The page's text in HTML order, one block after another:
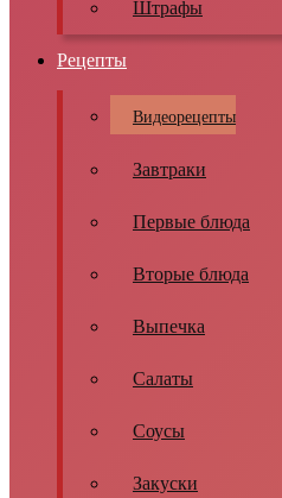
Штрафы
Рецепты
Видеорецепты
Завтраки
Первые блюда
Вторые блюда
Выпечка
Салаты
Соусы
Закуски